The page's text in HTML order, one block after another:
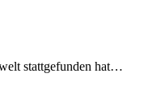
stattgefunden hat…